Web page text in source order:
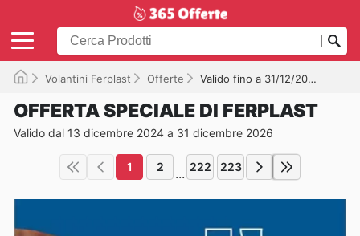
Volantini Ferplast Offerte Valido fino a 31/12/2026
OFFERTA SPECIALE DI FERPLAST
Valido dal 13 dicembre 2024 a 31 dicembre 2026
1 2 ... 222 223